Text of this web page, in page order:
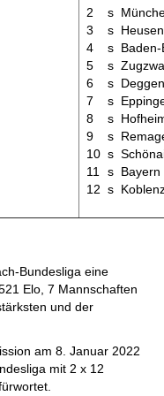
2
s
3
s
4
s
5
s
6
s
7
s
8
s
9
s
10 s
11
s Bayern
12 s
Bundesliga eine
Elo, 7 Mannschaften
und der
am 8. Januar 2022
mit 2 x 12